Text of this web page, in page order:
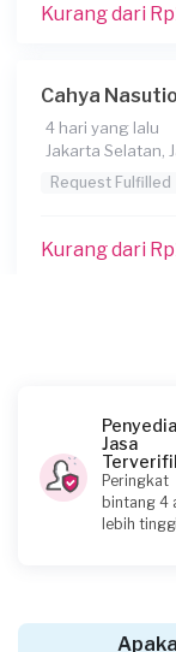
Kurang dari
Cahya
4 hari yang lalu
Jakarta Selatan,
Request Fulfilled
Kurang dari
Request Fulfilled
Rp2.500.001 -
Jakarta Timur,
Penyedia
Jasa
Peringkat
bintang 4
lebih tinggi